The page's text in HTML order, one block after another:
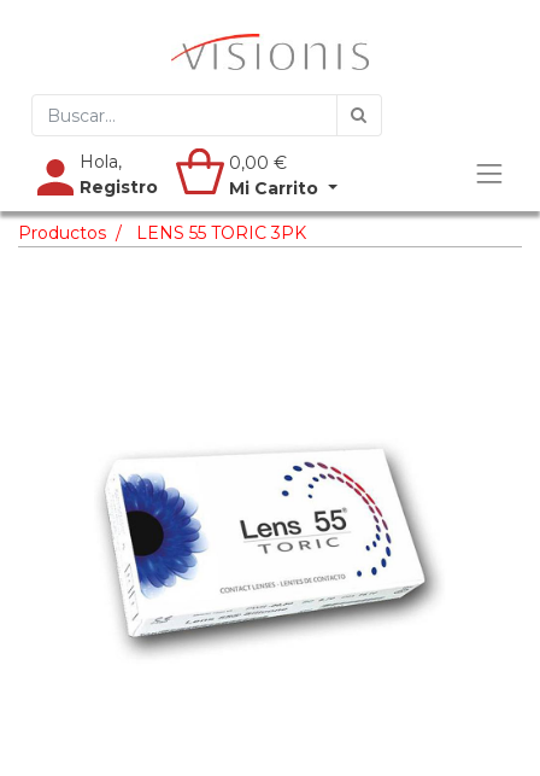
Hola,
Registro
0,00 €
Mi Carrito
Productos LENS 55 TORIC 3PK